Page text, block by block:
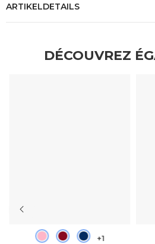
ARTIKELDETAILS
DÉCOUVREZ
+1